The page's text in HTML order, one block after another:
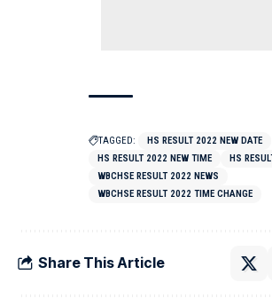
TAGGED:
HS RESULT 2022 NEW DATE
HS RESULT 2022 NEW TIME
HS
WBCHSE RESULT 2022 NEWS
WBCHSE RESULT 2022 TIME CHANGE
Share This Article